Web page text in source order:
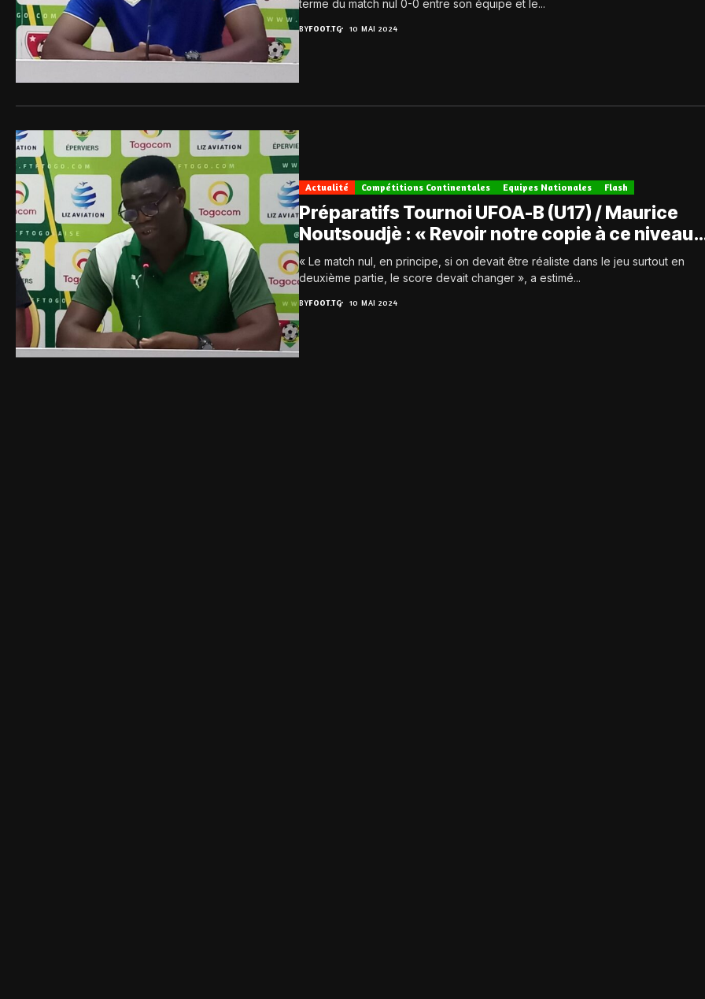
terme du match nul 0-0 entre son équipe et le...
BYFOOT.TG 10 MAI 2024
Actualité Compétitions Continentales Equipes Nationales Flash
Préparatifs Tournoi UFOA-B (U17) / Maurice
Noutsoudjè : « Revoir notre copie à ce
« Le match nul, en principe, si on devait être réaliste dans le jeu surtout en
deuxième partie, le score devait changer », a estimé...
BYFOOT.TG 10 MAI 2024